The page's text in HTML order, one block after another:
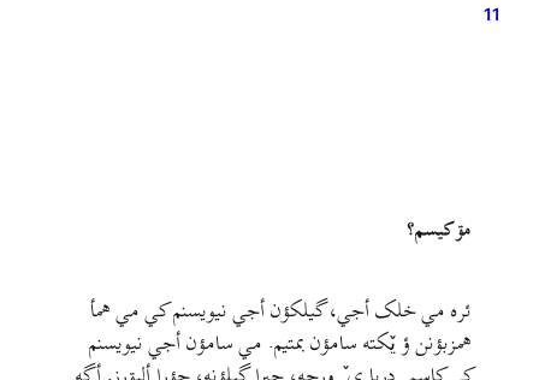
11
مۊ کيسم؟
ئره مي خلک أجي، گيلکؤن أجي نيويسنم کي مي همأ
همزبؤنن ؤ يٚکته سامؤن بمتيم. مي سامؤن أجي نيويسنم